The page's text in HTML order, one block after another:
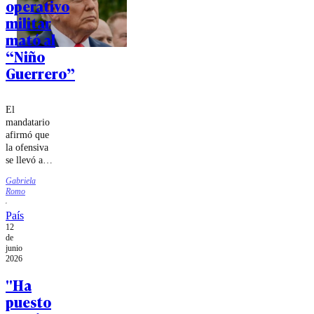
operativo
militar
mató al
“Niño
Guerrero”
El
mandatario
afirmó que
la ofensiva
se llevó a
mediante
un ataque
de alta
precisión
en
territorio
venezolano.
Gabriela
Romo
País
12
de
junio
2026
"Ha
puesto